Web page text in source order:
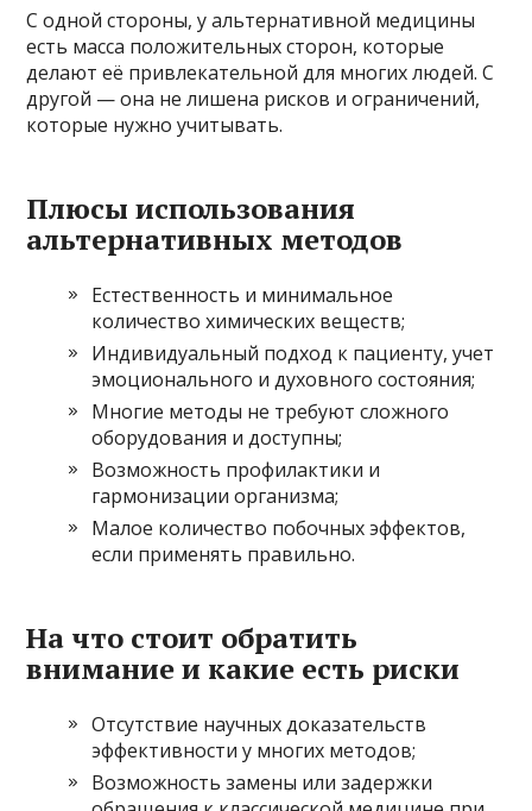
С одной стороны, у альтернативной медицины
есть масса положительных сторон, которые
делают её привлекательной для многих людей. С
другой — она не лишена рисков и ограничений,
которые нужно учитывать.
Плюсы использования
альтернативных методов
Естественность и минимальное
количество химических веществ;
Индивидуальный подход к пациенту, учет
эмоционального и духовного состояния;
Многие методы не требуют сложного
оборудования и доступны;
Возможность профилактики и
гармонизации организма;
Малое количество побочных эффектов,
если применять правильно.
На что стоит обратить
внимание и какие есть риски
Отсутствие научных доказательств
эффективности у многих методов;
Возможность замены или задержки